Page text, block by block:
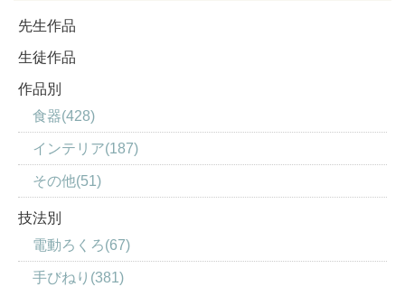
先生作品
生徒作品
作品別
食器(428)
インテリア(187)
その他(51)
技法別
電動ろくろ(67)
手びねり(381)